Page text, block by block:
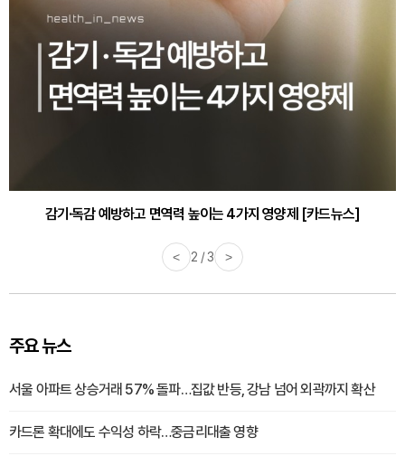
감기·독감 예방하고 면역력 높이는 4가지 영양제 [카드뉴스]
< 3 / 3 >
주요 뉴스
서울 아파트 상승거래 57% 돌파…집값 반등, 강남 넘어 외곽까지 확산
카드론 확대에도 수익성 하락…중금리대출 영향